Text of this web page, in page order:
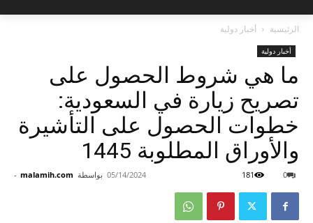
الرئيسية أخبار دولية
أخبار دولية
ما هي شروط الحصول على
تصريح زيارة في السعودية:
خطوات الحصول على التأشيرة
والأوراق المطلوبة 1445
بواسطة malamih.com
- 05/14/2024 0
181